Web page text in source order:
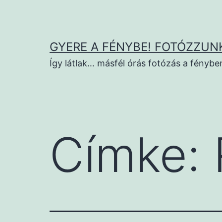
tartalomhozGYERE A FÉNYBE!
Így látlak… másfél órás fotózás a
Címke: